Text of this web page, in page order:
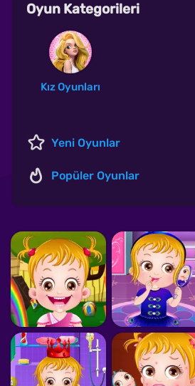
Oyun Kategorileri
Kız Oyunları
Yeni Oyunlar
Popüler Oyunlar